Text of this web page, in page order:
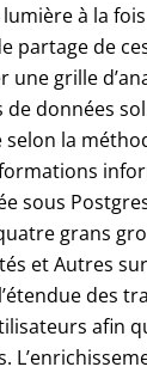
à la
partage de
grille
données
selon la
sous
grans
et Autres
des
afin